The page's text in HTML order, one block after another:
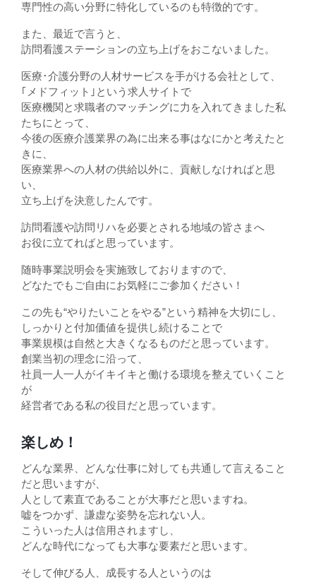
専門性の高い分野に特化しているのも特徴的です。
また、最近で言うと、
訪問看護ステーションの立ち上げをおこないました。
医療･介護分野の人材サービスを手がける会社として、
｢メドフィット｣という求人サイトで
医療機関と求職者のマッチングに力を入れてきました私
たちにとって、
今後の医療介護業界の為に出来る事はなにかと考えたと
きに、
医療業界への人材の供給以外に、貢献しなければと思
い、
立ち上げを決意したんです。
訪問看護や訪問リハを必要とされる地域の皆さまへ
お役に立てればと思っています。
随時事業説明会を実施致しておりますので、
どなたでもご自由にお気軽にご参加ください！
この先も“やりたいことをやる”という精神を大切にし、
しっかりと付加価値を提供し続けることで
事業規模は自然と大きくなるものだと思っています。
創業当初の理念に沿って、
社員一人一人がイキイキと働ける環境を整えていくこと
が
経営者である私の役目だと思っています。
楽しめ！
どんな業界、どんな仕事に対しても共通して言えること
だと思いますが、
人として素直であることが大事だと思いますね。
嘘をつかず、謙虚な姿勢を忘れない人。
こういった人は信用されますし、
どんな時代になっても大事な要素だと思います。
そして伸びる人、成長する人というのは